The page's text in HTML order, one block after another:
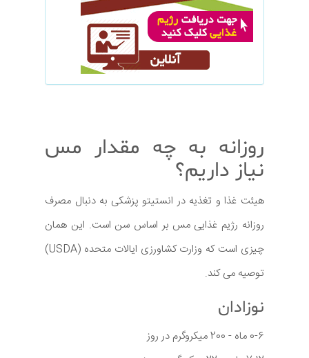
روزانه به چه مقدار مس
نیاز داریم؟
هیئت غذا و تغذیه در انستیتو پزشکی به دنبال مصرف
روزانه رژیم غذایی مس بر اساس سن است. این همان
چیزی است که وزارت کشاورزی ایالات متحده (USDA)
توصیه می کند.
نوزادان
0-6 ماه - 200 میکروگرم در روز